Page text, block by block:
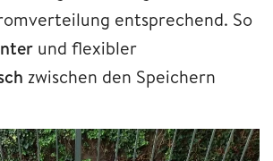
entsprechend. So
und flexibler
zwischen den Speichern